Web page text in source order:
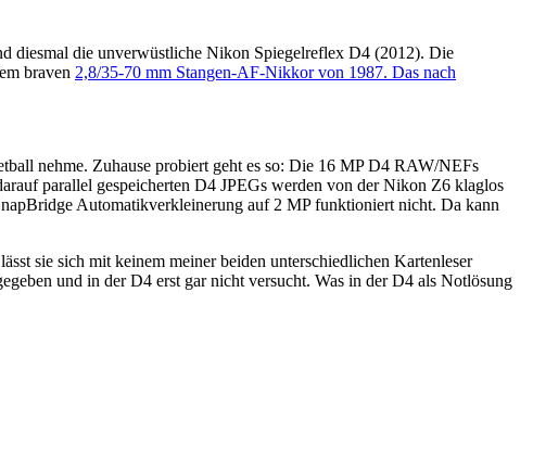
diesmal die unverwüstliche Nikon Spiegelreflex D4 (2012). Die
braven 2,8/35-70 mm Stangen-AF-Nikkor von 1987. Das nach
nehme. Zuhause probiert geht es so: Die 16 MP D4 RAW/NEFs
parallel gespeicherten D4 JPEGs werden von der Nikon Z6 klaglos
Automatikverkleinerung auf 2 MP funktioniert nicht. Da kann
sie sich mit keinem meiner beiden unterschiedlichen Kartenleser
und in der D4 erst gar nicht versucht. Was in der D4 als Notlösung